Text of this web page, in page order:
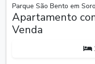
Parque São Bento em
Apartamento
Venda